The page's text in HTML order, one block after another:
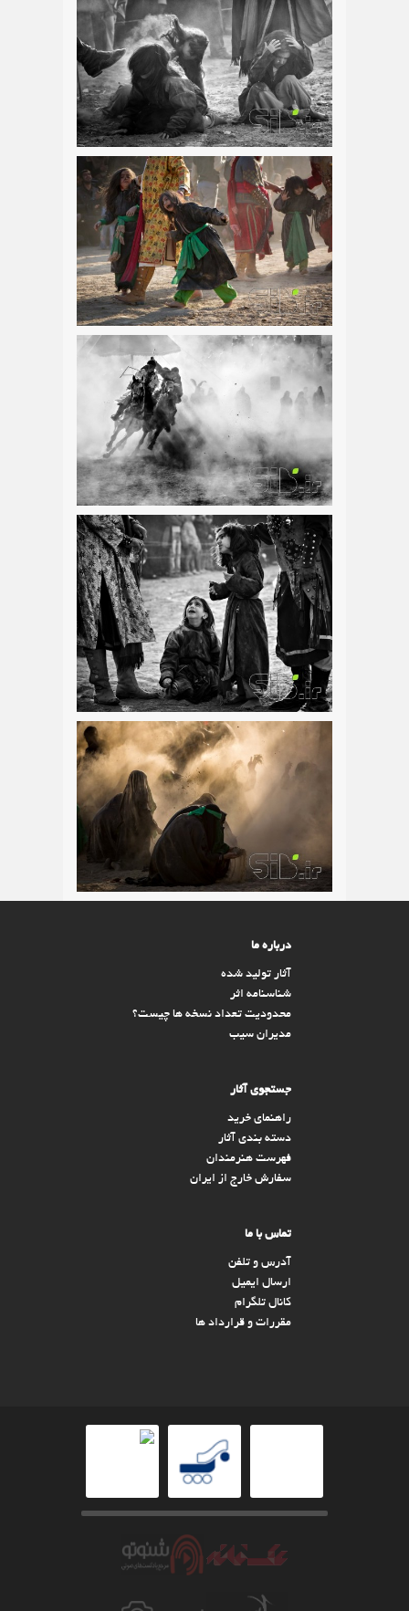
درباره ما
آثار تولید شده
شناسنامه اثر
محدودیت تعداد نسخه ها چیست؟
مدیران سیب
جستجوی آثار
راهنمای خرید
دسته بندی آثار
فهرست هنرمندان
سفارش خارج از ایران
تماس با ما
آدرس و تلفن
ارسال ایمیل
کانال تلگرام
مقررات و قرارداد ها